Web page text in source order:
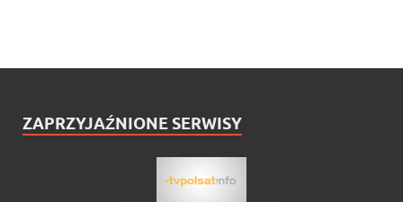
ZAPRZYJAŹNIONE SERWISY